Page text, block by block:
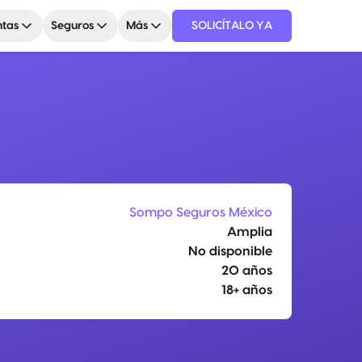
Seguros Más SOLICÍTALO YA
Sompo Seguros México
Amplia
No disponible
20 años
18+ años